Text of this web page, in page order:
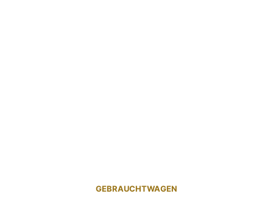
GEBRAUCHTWAGEN